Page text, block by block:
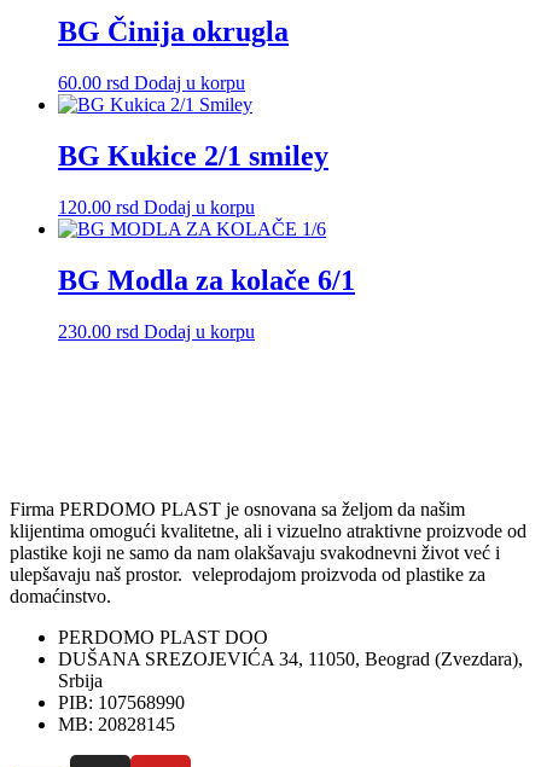
BG Činija okrugla
60.00 rsd Dodaj u korpu
BG Kukice 2/1 smiley
120.00 rsd Dodaj u korpu
BG Modla za kolače 6/1
230.00 rsd Dodaj u korpu
Firma PERDOMO PLAST je osnovana sa željom da našim
klijentima omogući kvalitetne, ali i vizuelno atraktivne proizvode od
plastike koji ne samo da nam olakšavaju svakodnevni život već i
ulepšavaju naš prostor. veleprodajom proizvoda od plastike za
domaćinstvo.
PERDOMO PLAST DOO
DUŠANA SREZOJEVIĆA 34, 11050, Beograd (Zvezdara),
Srbija
PIB: 107568990
MB: 20828145